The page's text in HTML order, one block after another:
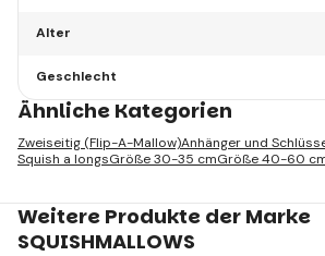
Alter
Geschlecht
Ähnliche Kategorien
Zweiseitig (Flip-A-Mallow)Anhänger und
Squish a longsGröße 30-35 cmGröße 40-60
Weitere Produkte der Marke
SQUISHMALLOWS